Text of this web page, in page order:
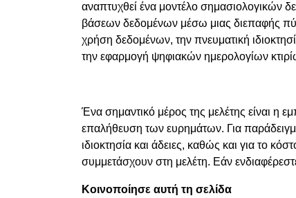
αναπτυχθεί ένα μοντέλο σημασιολογικών
βάσεων δεδομένων μέσω μιας διεπαφής
χρήση δεδομένων, την πνευματική
την εφαρμογή ψηφιακών ημερολογίων
Ένα σημαντικό μέρος της μελέτης είναι η
επαλήθευση των ευρημάτων. Για
ιδιοκτησία και άδειες, καθώς και για το
συμμετάσχουν στη μελέτη. Εάν
Κοινοποίησε αυτή τη σελίδα